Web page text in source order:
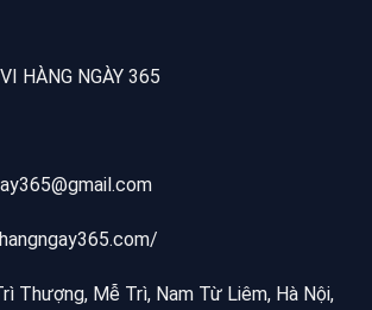
HÀNG NGÀY 365
Thượng, Mễ Trì, Nam Từ Liêm, Hà Nội,